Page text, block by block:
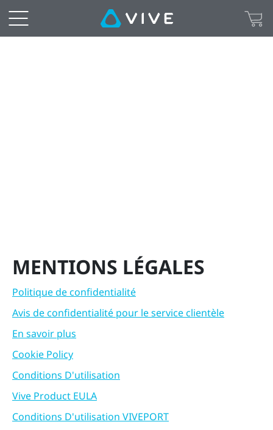
MENTIONS
LÉGALES
MENTIONS LÉGALES
Politique de confidentialité
Avis de confidentialité pour le service clientèle
En savoir plus
Cookie Policy
Conditions D'utilisation
Vive Product EULA
Conditions D'utilisation VIVEPORT